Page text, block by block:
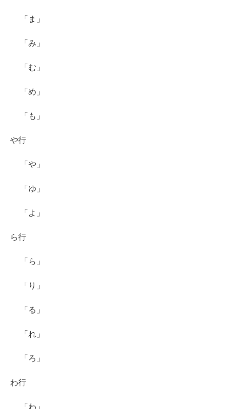
「ま」
「み」
「む」
「め」
「も」
や行
「や」
「ゆ」
「よ」
ら行
「ら」
「り」
「る」
「れ」
「ろ」
わ行
「わ」